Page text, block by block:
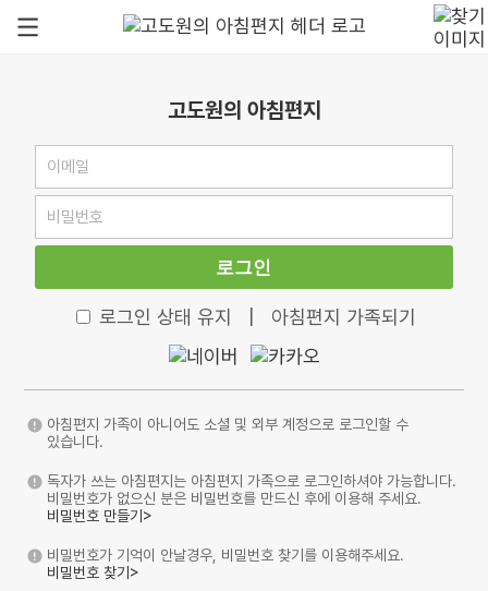
고도원의 아침편지
로그인
로그인 상태 유지 아침편지 가족되기
아침편지 가족이 아니어도 소셜 및 외부 계정으로 로그인할 수
있습니다.
독자가 쓰는 아침편지는 아침편지 가족으로 로그인하셔야 가능합니다.
비밀번호가 없으신 분은 비밀번호를 만드신 후에 이용해 주세요.
비밀번호 만들기>
비밀번호가 기억이 안날경우, 비밀번호 찾기를 이용해주세요.
비밀번호 찾기>